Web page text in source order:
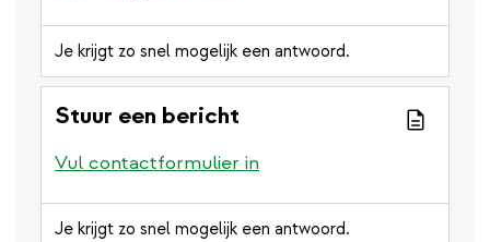
Je krijgt zo snel mogelijk een antwoord.
Stuur een bericht
Vul contactformulier in
Je krijgt zo snel mogelijk een antwoord.